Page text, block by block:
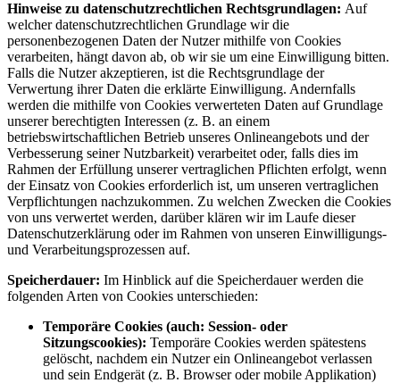
Hinweise zu datenschutzrechtlichen Rechtsgrundlagen: Auf
welcher datenschutzrechtlichen Grundlage wir die
personenbezogenen Daten der Nutzer mithilfe von Cookies
verarbeiten, hängt davon ab, ob wir sie um eine Einwilligung bitten.
Falls die Nutzer akzeptieren, ist die Rechtsgrundlage der
Verwertung ihrer Daten die erklärte Einwilligung. Andernfalls
werden die mithilfe von Cookies verwerteten Daten auf Grundlage
unserer berechtigten Interessen (z. B. an einem
betriebswirtschaftlichen Betrieb unseres Onlineangebots und der
Verbesserung seiner Nutzbarkeit) verarbeitet oder, falls dies im
Rahmen der Erfüllung unserer vertraglichen Pflichten erfolgt, wenn
der Einsatz von Cookies erforderlich ist, um unseren vertraglichen
Verpflichtungen nachzukommen. Zu welchen Zwecken die Cookies
von uns verwertet werden, darüber klären wir im Laufe dieser
Datenschutzerklärung oder im Rahmen von unseren Einwilligungs-
und Verarbeitungsprozessen auf.
Speicherdauer: Im Hinblick auf die Speicherdauer werden die
folgenden Arten von Cookies unterschieden:
Temporäre Cookies (auch: Session- oder
Sitzungscookies): Temporäre Cookies werden spätestens
gelöscht, nachdem ein Nutzer ein Onlineangebot verlassen
und sein Endgerät (z. B. Browser oder mobile Applikation)